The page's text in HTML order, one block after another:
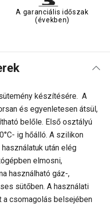
A garanciális időszak
(években)
készítésére. A
és egyenletesen átsül,
belőle. Első osztályú
ig hőálló. A szilikon
után elég
elmosni,
használható gáz-,
sütőben. A használati
a csomagolás belsejében